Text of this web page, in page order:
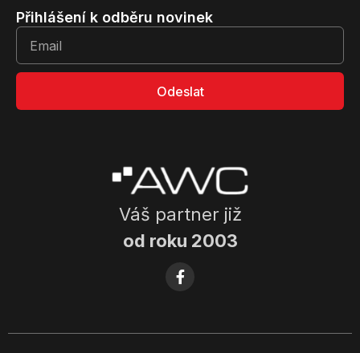
Váš partner již
od roku 2003
Přihlášení k odběru novinek
Odeslat